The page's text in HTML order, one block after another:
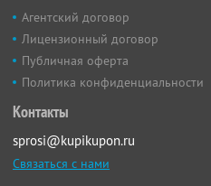
Агентский договор
Лицензионный договор
Публичная оферта
Политика конфиденциальности
Контакты
sprosi@kupikupon.ru
Связаться с нами